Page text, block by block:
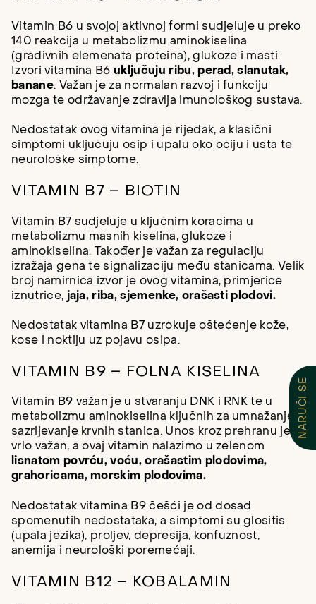
Vitamin B6 u svojoj aktivnoj formi sudjeluje u preko
140 reakcija u metabolizmu aminokiselina
(gradivnih elemenata proteina), glukoze i masti.
Izvori vitamina B6uključuju ribu, perad, slanutak,
banane. Važan je za normalan razvoj i funkciju
mozga te održavanje zdravlja imunološkog sustava.
Nedostatak ovog vitamina je rijedak, a klasični
simptomi uključuju osip i upalu oko očiju i usta te
neurološke simptome.
VITAMIN B7 – BIOTIN
Vitamin B7 sudjeluje u ključnim koracima u
metabolizmu masnih kiselina, glukoze i
aminokiselina. Također je važan za regulaciju
izražaja gena te signalizaciju među stanicama. Velik
broj namirnica izvor je ovog vitamina, primjerice
iznutrice, jaja, riba, sjemenke, orašasti plodovi.
Nedostatak vitamina B7 uzrokuje oštećenje kože,
kose i noktiju uz pojavu osipa.
VITAMIN B9 – FOLNA KISELINA
Vitamin B9 važan je u stvaranju DNK i RNK te u
metabolizmu aminokiselina ključnih za umnažanje i
sazrijevanje krvnih stanica. Unos kroz prehranu je
vrlo važan, a ovaj vitamin nalazimo u zelenom
lisnatom povrću, voću, orašastim plodovima,
grahoricama, morskim plodovima.
Nedostatak vitamina B9 češći je od dosad
spomenutih nedostataka, a simptomi su glositis
(upala jezika), proljev, depresija, konfuznost,
anemija i neurološki poremećaji.
VITAMIN B12 – KOBALAMIN
NARUČI SE